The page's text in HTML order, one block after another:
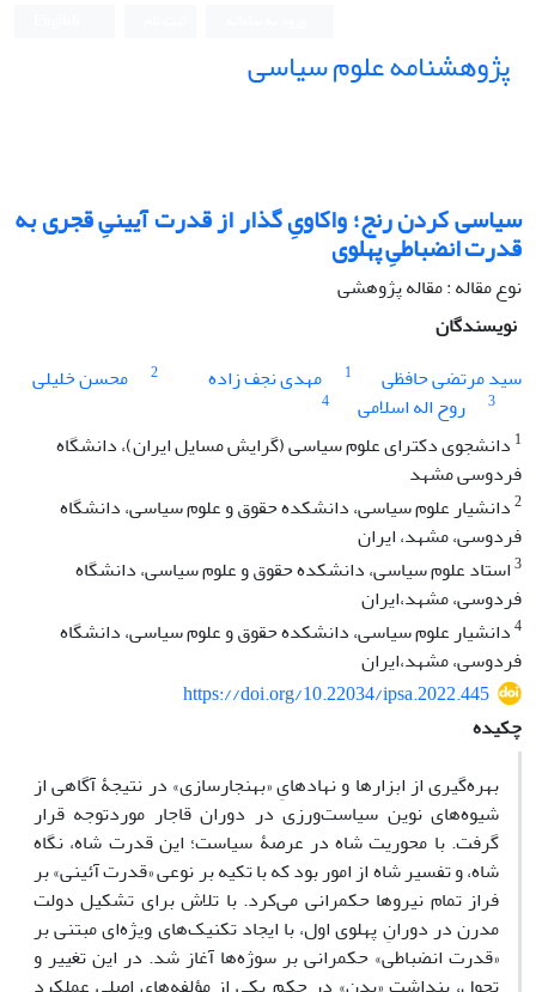
پژوهشنامه علوم سیاسی
سیاسی کردن رنج؛ واکاویِ گذار از قدرت آیینیِ قجری به
قدرت انضباطیِ پهلوی
نوع مقاله : مقاله پژوهشی
نویسندگان
سید مرتضی حافظی
1 مهدی نجف زاده 2 محسن خلیلی
3 روح اله اسلامی
4
1 دانشجوی دکترای علوم سیاسی (گرایش مسایل ایران)، دانشگاه
فردوسی مشهد
2دانشیار علوم سیاسی،‌ دانشکده حقوق و علوم سیاسی،‌ دانشگاه
فردوسی،‌ مشهد،‌ ایران
3استاد علوم سیاسی،‌ دانشکده حقوق و علوم سیاسی،‌ دانشگاه
فردوسی،‌ مشهد،‌ایران
4دانشیار علوم سیاسی،‌ دانشکده حقوق و علوم سیاسی،‌ دانشگاه
فردوسی،‌ مشهد،‌ایران
https://doi.org/10.22034/ipsa.2022.445
چکیده
بهره‌گیری از ابزارها و نهادهایِ «بهنجارسازی» در نتیجۀ آگاهی از
شیوه‌های نوین سیاست‌ورزی در دوران قاجار موردتوجه قرار
گرفت. با محوریت شاه در عرصۀ سیاست؛ این قدرت شاه، نگاه
شاه، و تفسیر شاه از امور بود که با تکیه بر نوعی «قدرت آئینی» بر
فراز تمام نیروها حکمرانی می‌کرد. با تلاش برای تشکیل دولت
مدرن در دورانِ پهلوی اول، با ایجاد تکنیک‌های ویژه‌ای مبتنی بر
«قدرت انضباطی» حکمرانی بر سوژه‌ها آغاز شد. در این تغییر و